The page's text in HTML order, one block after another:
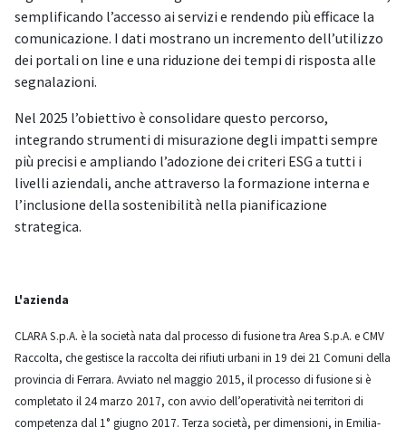
semplificando l’accesso ai servizi e rendendo più efficace la
comunicazione. I dati mostrano un incremento dell’utilizzo
dei portali on line e una riduzione dei tempi di risposta alle
segnalazioni.
Nel 2025 l’obiettivo è consolidare questo percorso,
integrando strumenti di misurazione degli impatti sempre
più precisi e ampliando l’adozione dei criteri ESG a tutti i
livelli aziendali, anche attraverso la formazione interna e
l’inclusione della sostenibilità nella pianificazione
strategica.
L'azienda
CLARA S.p.A. è la società nata dal processo di fusione tra Area S.p.A. e CMV
Raccolta, che gestisce la raccolta dei rifiuti urbani in 19 dei 21 Comuni della
provincia di Ferrara. Avviato nel maggio 2015, il processo di fusione si è
completato il 24 marzo 2017, con avvio dell’operatività nei territori di
competenza dal 1° giugno 2017. Terza società, per dimensioni, in Emilia-